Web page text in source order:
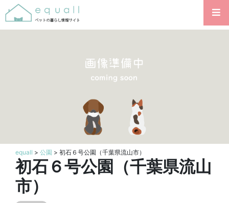
equall > 公園 > 初石６号公園（千葉県流山市）
初石６号公園（千葉県流山
市）